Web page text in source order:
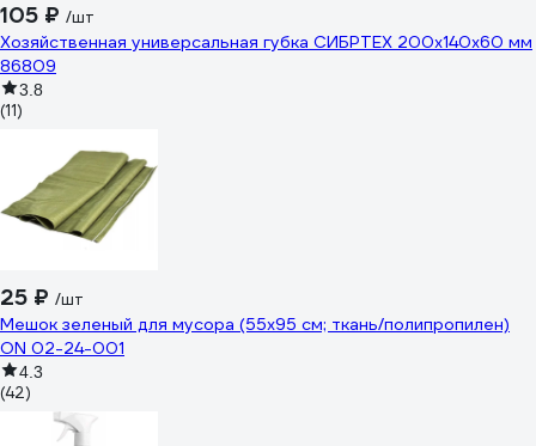
105 ₽ /шт
Хозяйственная универсальная губка СИБРТЕХ 200х140х60 мм
86809
3.8
(11)
25 ₽ /шт
Мешок зеленый для мусора (55x95 см; ткань/полипропилен)
ON 02-24-001
4.3
(42)